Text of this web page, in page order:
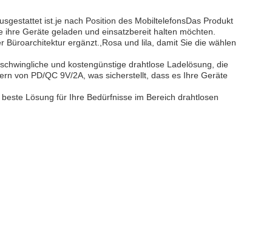
ist.je nach Position des MobiltelefonsDas Produkt
Geräte geladen und einsatzbereit halten möchten.
ergänzt.,Rosa und lila, damit Sie die wählen
und kostengünstige drahtlose Ladelösung, die
von PD/QC 9V/2A, was sicherstellt, dass es Ihre Geräte
Lösung für Ihre Bedürfnisse im Bereich drahtlosen